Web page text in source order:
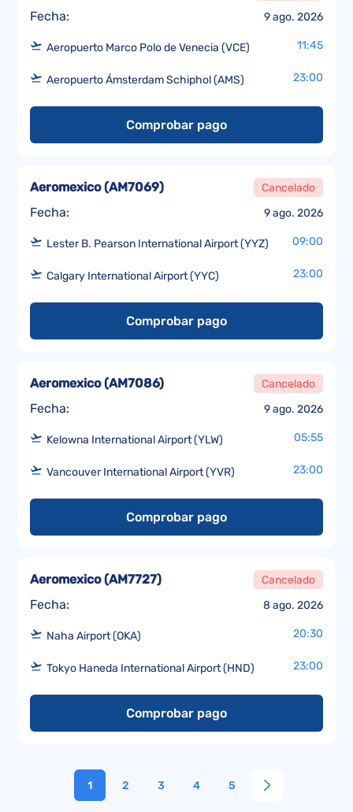
Fecha: 9 ago. 2026
Aeropuerto Marco Polo de Venecia (VCE) 11:45
Aeropuerto Ámsterdam Schiphol (AMS) 23:00
Comprobar pago
Fecha: 9 ago. 2026
Aeromexico(AM7069) Cancelado
Lester B. Pearson International Airport (YYZ) 09:00
Calgary International Airport (YYC) 23:00
Comprobar pago
Fecha: 9 ago. 2026
Aeromexico(AM7086) Cancelado
Kelowna International Airport (YLW) 05:55
Vancouver International Airport (YVR) 23:00
Comprobar pago
Fecha: 8 ago. 2026
Aeromexico(AM7727) Cancelado
Naha Airport (OKA) 20:30
Tokyo Haneda International Airport (HND) 23:00
Comprobar pago
1 2 3 4 5